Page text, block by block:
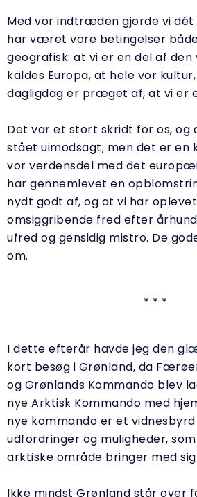
Med vor indtræden gjorde vi
har været vore betingelser
geografisk: at vi er en del af den
kaldes Europa, at hele vor
dagligdag er præget af, at vi er
Det var et stort skridt for os, og
stået uimodsagt; men det er en
vor verdensdel med det
har gennemlevet en
nydt godt af, og at vi har
omsiggribende fred efter
ufred og gensidig mistro. De
om.
* * *
I dette efterår havde jeg den
kort besøg i Grønland, da
og Grønlands Kommando blev
nye Arktisk Kommando med
nye kommando er et
udfordringer og muligheder,
arktiske område bringer med sig.
Ikke mindst Grønland står over